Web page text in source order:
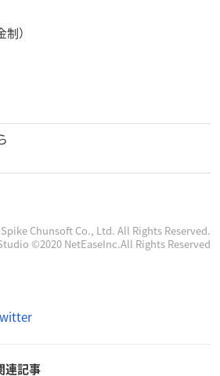
）
Chunsoft Co., Ltd. All Rights Reserved.
©2020 NetEaseInc.All Rights Reserved
連記事